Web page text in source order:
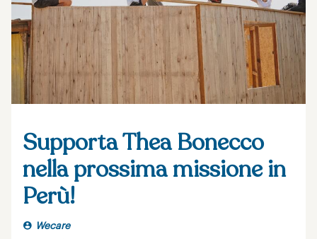
Supporta Thea Bonecco
nella prossima missione in
Perù!
Wecare